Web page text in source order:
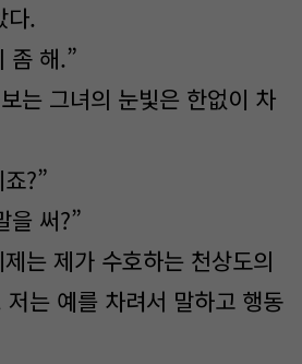
다.
좀 해.”
는 그녀의 눈빛은 한없이 차
?”
을 써?”
는 제가 수호하는 천상도의
는 예를 차려서 말하고 행동